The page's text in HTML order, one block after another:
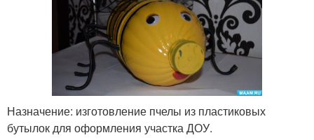
Назначение: изготовление пчелы из пластиковых
бутылок для оформления участка ДОУ.